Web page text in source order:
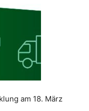
am 18. März